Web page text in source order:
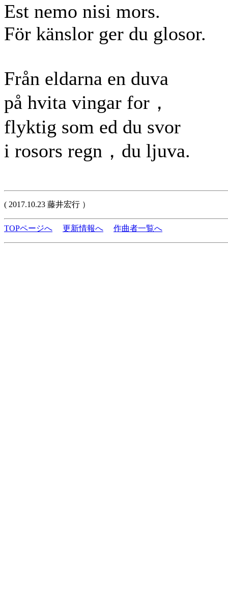
Est nemo nisi mors.
För känslor ger du glosor.
Från eldarna en duva
på hvita vingar for，
flyktig som ed du svor
i rosors regn，du ljuva.
( 2017.10.23 藤井宏行 ）
TOPページへ 更新情報へ 作曲者一覧へ